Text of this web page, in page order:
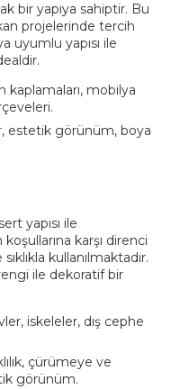
bir yapıya sahiptir. Bu
projelerinde tercih
uyumlu yapısı ile
kaplamaları, mobilya
estetik görünüm, boya
yapısı ile
karşı direnci
kullanılmaktadır.
ile dekoratif bir
iskeleler, dış cephe
çürümeye ve
görünüm.